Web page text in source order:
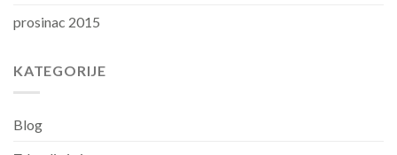
prosinac 2015
KATEGORIJE
Blog